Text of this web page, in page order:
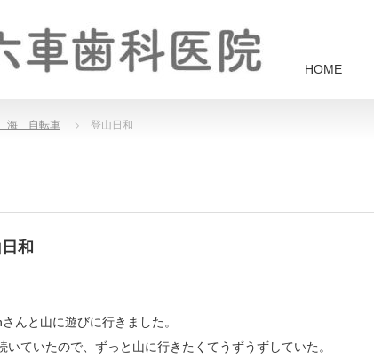
HOME
海 自転車 登山日和
和
んと山に遊びに行きました。
いていたので、ずっと山に行きたくてうずうずしていた。